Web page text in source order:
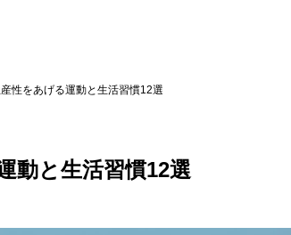
性をあげる運動と生活習慣12選
動と生活習慣12選